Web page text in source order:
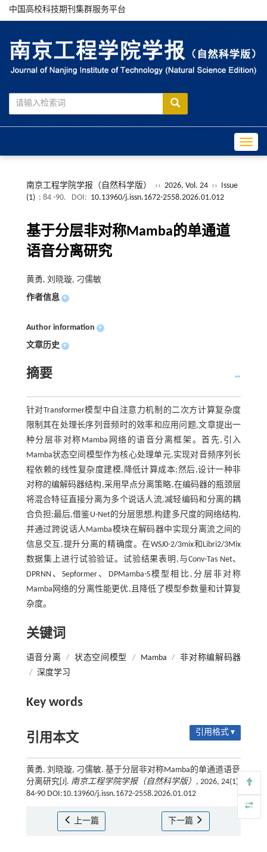
中国高校科技期刊集群服务平台
南京工程学院学报（自然科学版） ›› 2026, Vol. 24 ›› Issue
(1) : 84 -90. DOI: 10.13960/j.issn.1672-2558.2026.01.012
基于分层非对称Mamba的单通道
语音分离研究
黄勇, 刘晓璇, 刁儒敏
作者信息 +
Author information +
文章历史 +
摘要
针对Transformer模型中自注意力机制的二次方计算复杂度
限制其在处理长序列音频时的效率和应用问题,文章提出一
种分层非对称Mamba网络的语音分离框架。首先,引入
Mamba状态空间模型作为核心处理单元,实现对音频序列长
程依赖的线性复杂度建模,降低计算成本;然后,设计一种非
对称的编解码器结构,采用早点分离策略,在编码器的瓶颈层
将混合特征直接分离为多个说话人流,减轻编码和分离的耦
合负担;最后,借鉴U-Net的分层思想,构建多尺度的网络结构,
并通过跨说话人Mamba模块在解码器中实现分离流之间的
信息交互,提升分离的精确度。在WSJ0-2/3mix和Libri2/3Mix
数据集上进行试验验证。试验结果表明,与Conv-Tas Net、
DPRNN、Sepformer、DPMamba-S模型相比,分层非对称
Mamba网络的分离性能更优,且降低了模型参数量和计算复
杂度。
关键词
语音分离 / 状态空间模型 / Mamba / 非对称编解码器
/ 深度学习
Key words
引用本文 引用格式 ▾
黄勇, 刘晓璇, 刁儒敏. 基于分层非对称Mamba的单通道语音
分离研究[J]. 南京工程学院学报（自然科学版） , 2026, 24(1):
84-90 DOI:10.13960/j.issn.1672-2558.2026.01.012
上一篇 下一篇